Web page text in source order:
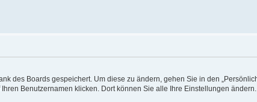
des Boards gespeichert. Um diese zu ändern, gehen Sie in den
Benutzernamen klicken. Dort können Sie alle Ihre Einstellungen ändern.